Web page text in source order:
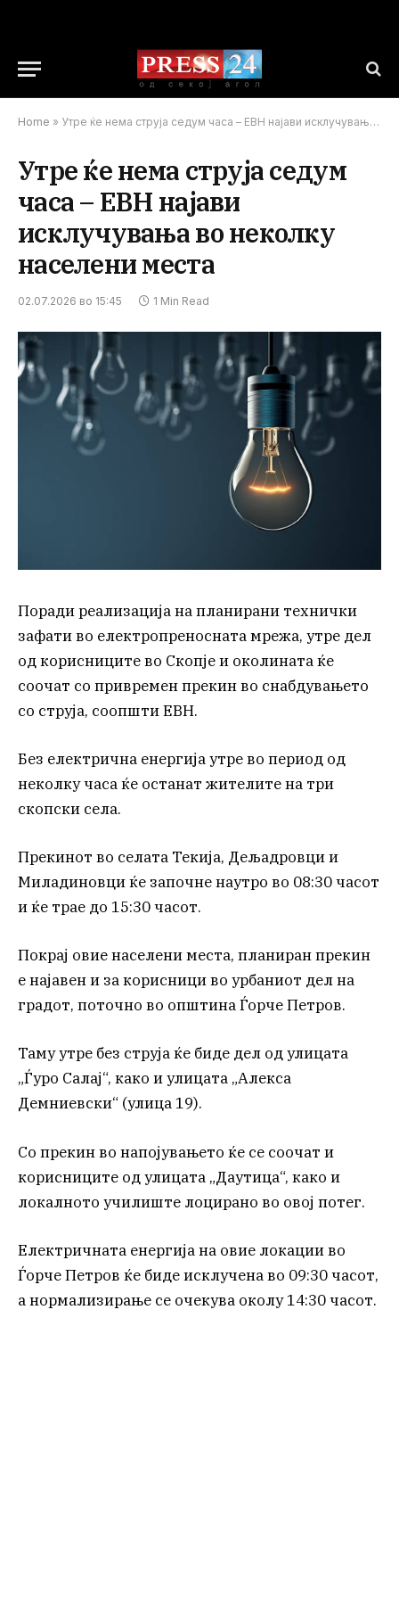
Home » Утре ќе нема струја седум часа – ЕВН најави исклучувања во неколку населени места
Утре ќе нема струја седум
часа – ЕВН најави
исклучувања во неколку
населени места
02.07.2026 во 15:45 1 Min Read
Поради реализација на планирани технички
зафати во електропреносната мрежа, утре дел
од корисниците во Скопје и околината ќе
соочат со привремен прекин во снабдувањето
со струја, соопшти ЕВН.
Без електрична енергија утре во период од
неколку часа ќе останат жителите на три
скопски села.
Прекинот во селата Текија, Дељадровци и
Миладиновци ќе започне наутро во 08:30 часот
и ќе трае до 15:30 часот.
Покрај овие населени места, планиран прекин
е најавен и за корисници во урбаниот дел на
градот, поточно во општина Ѓорче Петров.
Таму утре без струја ќе биде дел од улицата
„Ѓуро Салај“, како и улицата „Алекса
Демниевски“ (улица 19).
Со прекин во напојувањето ќе се соочат и
корисниците од улицата „Даутица“, како и
локалното училиште лоцирано во овој потег.
Електричната енергија на овие локации во
Ѓорче Петров ќе биде исклучена во 09:30 часот,
а нормализирање се очекува околу 14:30 часот.